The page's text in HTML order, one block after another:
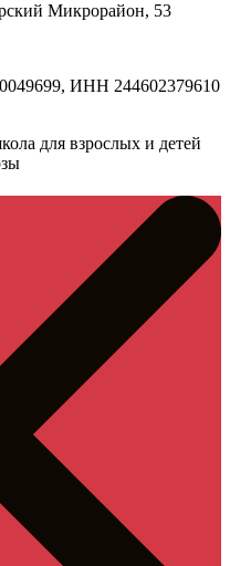
Микрорайон, 53
ИНН 244602379610
для взрослых и детей